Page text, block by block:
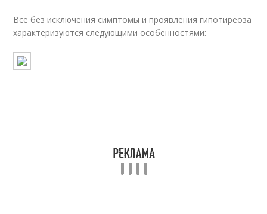
Все без исключения симптомы и проявления гипотиреоза
характеризуются следующими особенностями: